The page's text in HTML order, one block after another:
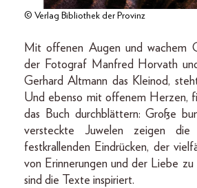
© Verlag Bibliothek der Provinz
Mit offenen Augen und wachem
der Fotograf Manfred Horvath
Gerhard Altmann das Kleinod,
Und ebenso mit offenem Herzen,
das Buch durchblättern: Große
versteckte Juwelen zeigen
festkrallenden Eindrücken, der
von Erinnerungen und der Liebe zu
sind die Texte inspiriert.